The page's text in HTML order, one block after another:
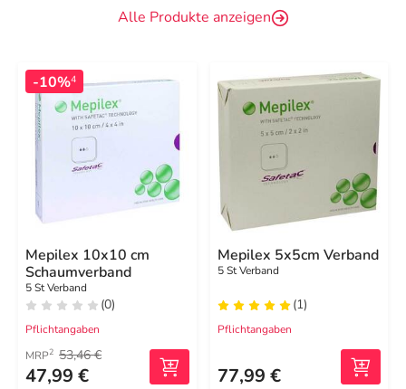
Alle Produkte anzeigen
-10%4
Mepilex 10x10 cm
Schaumverband
5 St Verband
(0)
Pflichtangaben
MRP2 53,46 €
47,99 €
Mepilex 5x5cm Verband
5 St Verband
(1)
Pflichtangaben
77,99 €